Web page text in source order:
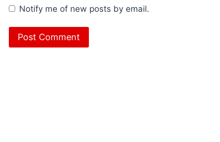
Notify me of new posts by email.